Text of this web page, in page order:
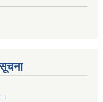
।